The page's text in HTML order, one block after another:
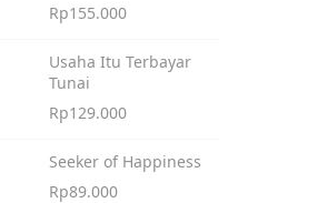
Rp155.000
Usaha Itu Terbayar
Tunai
Rp129.000
Seeker of Happiness
Rp89.000